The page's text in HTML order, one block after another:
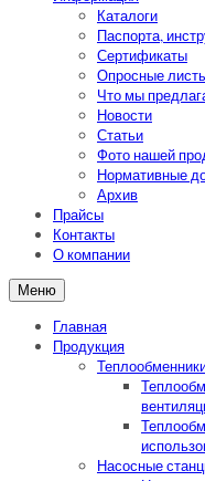
Каталоги
Паспорта,
Сертификаты
Опросные
Что мы
Новости
Статьи
Фото нашей
Нормативные
Архив
Прайсы
Контакты
О компании
Меню
Главная
Продукция
Насосные